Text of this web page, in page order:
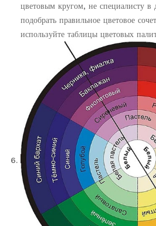
цветовым кругом, не специалисту в
подобрать правильное цветовое
используйте таблицы цветовых